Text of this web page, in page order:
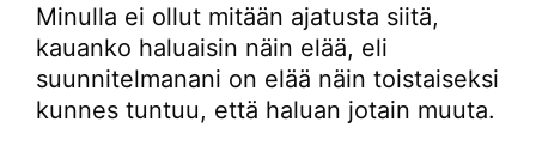
Minulla ei ollut mitään ajatusta siitä,
kauanko haluaisin näin elää, eli
suunnitelmanani on elää näin toistaiseksi
kunnes tuntuu, että haluan jotain muuta.